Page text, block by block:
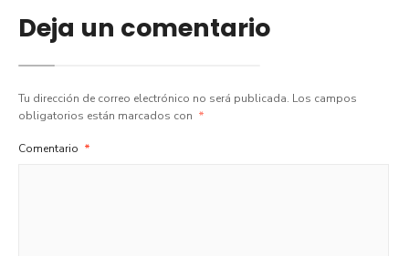
Deja un comentario
Tu dirección de correo electrónico no será publicada. Los campos
obligatorios están marcados con *
Comentario *